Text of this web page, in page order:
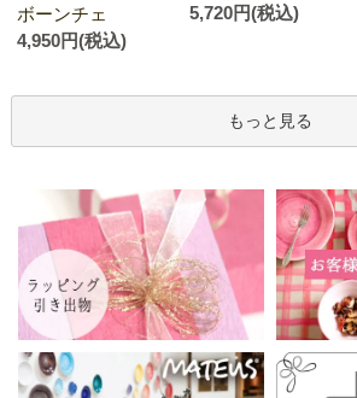
ボーンチェ
4,950円(税込)
5,720円(税込)
もっと見る